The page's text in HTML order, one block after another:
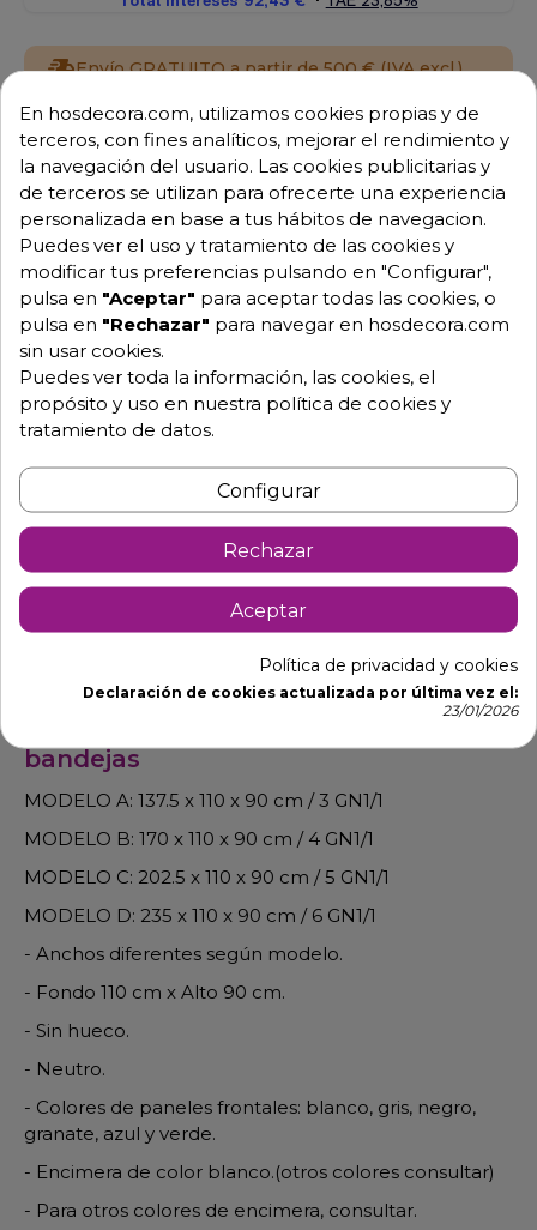
Envío GRATUITO a partir de 500 € (IVA excl.)
Equipo de expertos a tu servicio.
Garantía mínima de 1 año.
Pago 100% seguro.
Consulta tus dudas con nosotros.
976 25 59 91
info@hosdecora.com
Hablemos
Pide tu presupuesto
bandejas
MODELO A: 137.5 x 110 x 90 cm / 3 GN1/1
MODELO B: 170 x 110 x 90 cm / 4 GN1/1
MODELO C: 202.5 x 110 x 90 cm / 5 GN1/1
MODELO D: 235 x 110 x 90 cm / 6 GN1/1
- Anchos diferentes según modelo.
- Fondo 110 cm x Alto 90 cm.
- Sin hueco.
- Neutro.
- Colores de paneles frontales: blanco, gris, negro,
granate, azul y verde.
- Encimera de color blanco.(otros colores consultar)
- Para otros colores de encimera, consultar.
En hosdecora.com, utilizamos cookies propias y de
terceros, con fines analíticos, mejorar el rendimiento y
la navegación del usuario. Las cookies publicitarias y
de terceros se utilizan para ofrecerte una experiencia
personalizada en base a tus hábitos de navegacion.
Puedes ver el uso y tratamiento de las cookies y
modificar tus preferencias pulsando en "Configurar",
pulsa en "Aceptar" para aceptar todas las cookies, o
pulsa en "Rechazar" para navegar en hosdecora.com
sin usar cookies.
Puedes ver toda la información, las cookies, el
propósito y uso en nuestra política de cookies y
tratamiento de datos.
Configurar
Rechazar
Aceptar
Política de privacidad y cookies
Declaración de cookies actualizada por última vez el:
23/01/2026